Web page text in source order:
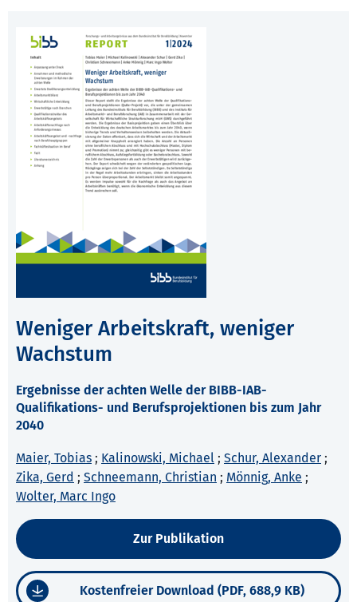
Weniger Arbeitskraft, weniger
Wachstum
Ergebnisse der achten Welle der BIBB-IAB-
Qualifikations- und Berufsprojektionen bis zum Jahr
2040
Maier, Tobias ; Kalinowski, Michael ; Schur, Alexander ;
Zika, Gerd ; Schneemann, Christian ; Mönnig, Anke ;
Wolter, Marc Ingo
Zur Publikation
Kostenfreier Download (PDF, 688,9 KB)